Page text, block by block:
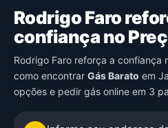
Rodrigo Faro
confiança no
Rodrigo Faro reforça a confiança
como encontrar Gás Barato em
opções e pedir gás online em 3